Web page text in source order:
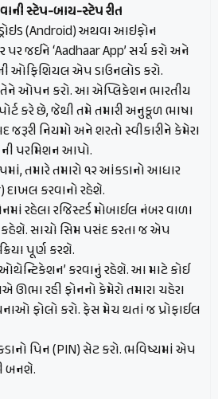
સ્ટેપ-બાય-સ્ટેપ રીત
(Android) અથવા આઇફોન
પર જઈને ‘Aadhaar App’ સર્ચ કરો અને
ઓફિશિયલ એપ ડાઉનલોડ કરો.
તેને ઓપન કરો. આ એપ્લિકેશન ભારતીય
કરે છે, જેથી તમે તમારી અનુકૂળ ભાષા
જરૂરી નિયમો અને શરતો સ્વીકારીને કેમેરા
ની પરમિશન આપો.
તમારે તમારો ૧૨ આંકડાનો આધાર
દાખલ કરવાનો રહેશે.
રહેલા રજિસ્ટર્ડ મોબાઈલ નંબર વાળા
સાચો સિમ પસંદ કરતા જ એપ
પૂર્ણ કરશે.
કરવાનું રહેશે. આ માટે કોઈ
ઊભા રહી ફોનનો કેમેરો તમારા ચહેરા
ફોલો કરો. ફેસ મેચ થતાં જ પ્રોફાઈલ
પિન (PIN) સેટ કરો. ભવિષ્યમાં એપ
બનશે.